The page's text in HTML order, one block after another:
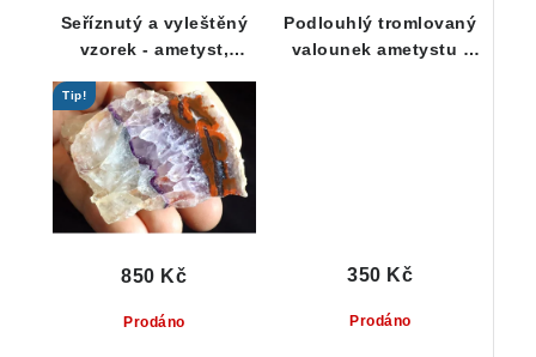
Seříznutý a vyleštěný
vzorek - ametyst,
Tip!
Prodáno
850 Kč
Podlouhlý tromlovaný
valounek ametystu -
Prodáno
350 Kč